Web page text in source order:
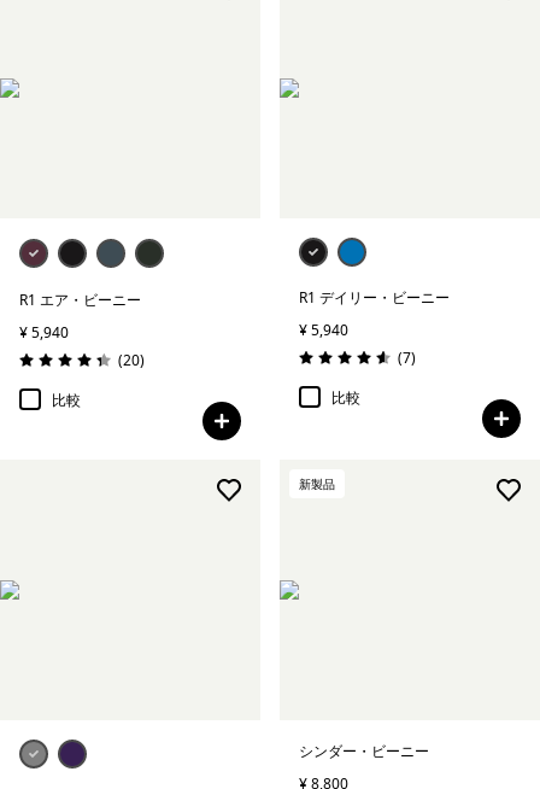
R1 エア・ビーニー
¥ 5,940
評価: 4.3 / 5
(20レビュー
)
比較
R1 デイリー・ビーニー
¥ 5,940
評価: 4.6 / 5
(7レビュー
)
比較
新製品
シンダー・ビーニー
¥ 8,800